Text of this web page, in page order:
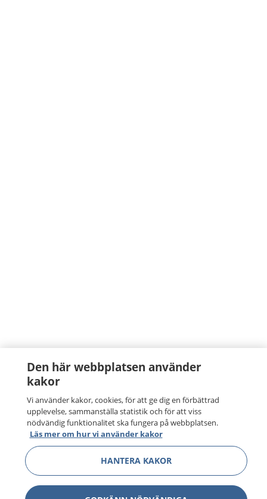
Den här webbplatsen använder
kakor
Vi använder kakor, cookies, för att ge dig en förbättrad
upplevelse, sammanställa statistik och för att viss
nödvändig funktionalitet ska fungera på webbplatsen.
Läs mer om hur vi använder kakor
HANTERA KAKOR